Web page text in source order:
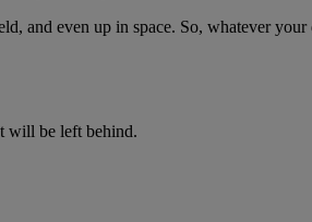
and even up in space. So, whatever
will be left behind.